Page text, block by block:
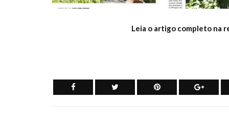
Leia o artigo completo na